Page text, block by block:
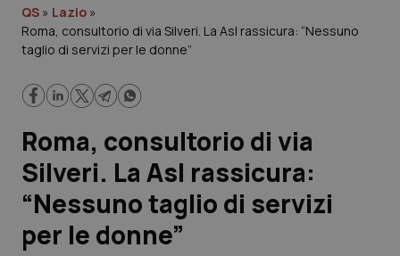
Governo e Parlamento
Regioni e Asl
Lavoro e Professioni
Scienza e Farmaci
Studi e Analisi
QS » Lazio »
Roma, consultorio di via Silveri. La Asl rassicura: “Nessuno
taglio di servizi per le donne”
Roma, consultorio di via
Silveri. La Asl rassicura:
“Nessuno taglio di servizi
per le donne”